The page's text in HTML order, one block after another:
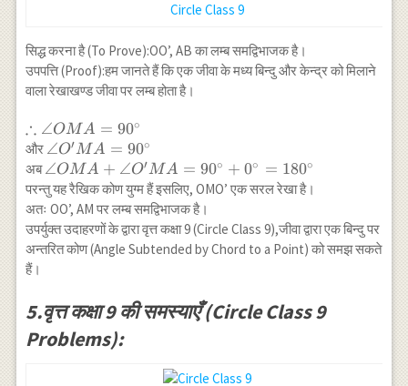
Circle Class 9
सिद्ध करना है (To Prove):OO’, AB का लम्ब समद्विभाजक है।
उपपत्ति (Proof):हम जानते हैं कि एक जीवा के मध्य बिन्दु और केन्द्र को मिलाने
वाला रेखाखण्ड जीवा पर लम्ब होता है।
\therefore \angle
OMA=90^{\circ}
∴ ∠OMA = 90∘
और \angle
O^{\prime}MA=90^{\circ}
∠O′MA = 90∘
अब\angle OMA+\angle
∠OMA + ∠O′MA = 90∘ + 0∘ = 180∘
परन्तु यह रैखिक कोण युग्म हैं इसलिए, OMO’ एक सरल रेखा है।
अतः OO’, AM पर लम्ब समद्विभाजक है।
उपर्युक्त उदाहरणों के द्वारा वृत्त कक्षा 9 (Circle Class 9),जीवा द्वारा एक बिन्दु पर
अन्तरित कोण (Angle Subtended by Chord to a Point) को समझ सकते
हैं।
5.वृत्त कक्षा 9 की समस्याएँ (Circle Class 9
Problems):